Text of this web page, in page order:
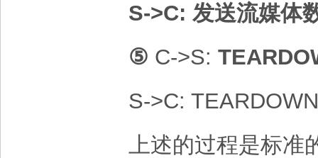
S->C: 发送流媒体
⑤ C->S:
S->C:
上述的过程是标准